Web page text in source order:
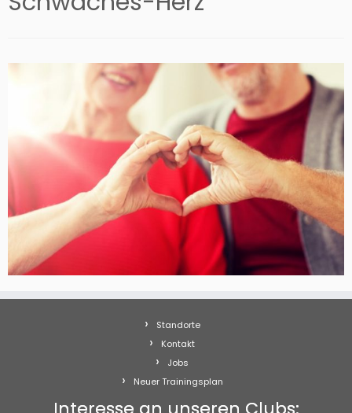
Standorte
Kontakt
Jobs
Neuer Trainingsplan